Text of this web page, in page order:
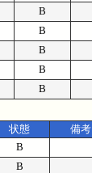
B
B
B
B
B
状態 備考
B
B